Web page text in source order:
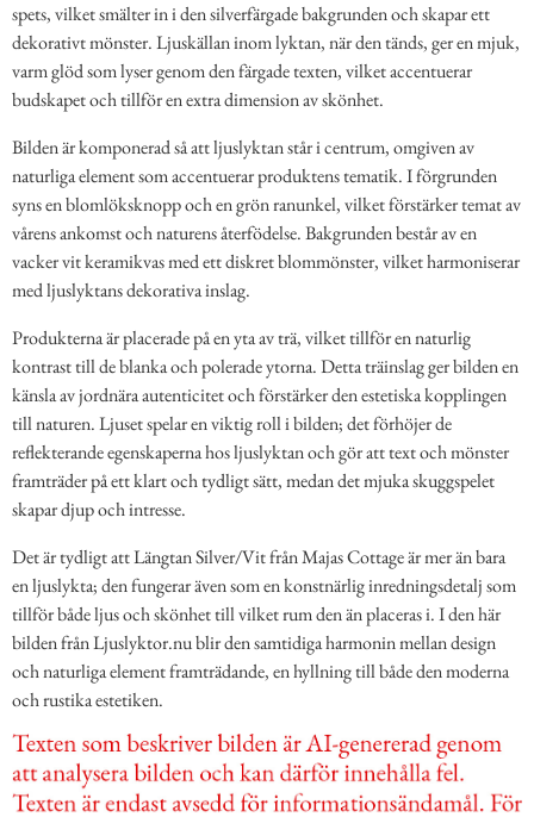
spets, vilket smälter in i den silverfärgade bakgrunden och skapar ett
dekorativt mönster. Ljuskällan inom lyktan, när den tänds, ger en mjuk,
varm glöd som lyser genom den färgade texten, vilket accentuerar
budskapet och tillför en extra dimension av skönhet.
Bilden är komponerad så att ljuslyktan står i centrum, omgiven av
naturliga element som accentuerar produktens tematik. I förgrunden
syns en blomlöksknopp och en grön ranunkel, vilket förstärker temat av
vårens ankomst och naturens återfödelse. Bakgrunden består av en
vacker vit keramikvas med ett diskret blommönster, vilket harmoniserar
med ljuslyktans dekorativa inslag.
Produkterna är placerade på en yta av trä, vilket tillför en naturlig
kontrast till de blanka och polerade ytorna. Detta träinslag ger bilden en
känsla av jordnära autenticitet och förstärker den estetiska kopplingen
till naturen. Ljuset spelar en viktig roll i bilden; det förhöjer de
reflekterande egenskaperna hos ljuslyktan och gör att text och mönster
framträder på ett klart och tydligt sätt, medan det mjuka skuggspelet
skapar djup och intresse.
Det är tydligt att Längtan Silver/Vit från Majas Cottage är mer än bara
en ljuslykta; den fungerar även som en konstnärlig inredningsdetalj som
tillför både ljus och skönhet till vilket rum den än placeras i. I den här
bilden från Ljuslyktor.nu blir den samtidiga harmonin mellan design
och naturliga element framträdande, en hyllning till både den moderna
och rustika estetiken.